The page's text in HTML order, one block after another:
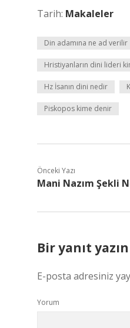
Tarih: Makaleler
Din adamına ne ad verilir
Hristiyanların dini lideri
Hz İsanın dini nedir
Piskopos kime denir
Önceki Yazı
Mani Nazım Şekli
Bir yanıt yazın
E-posta adresiniz
Yorum